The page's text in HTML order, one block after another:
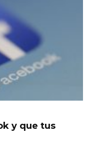
y que tus